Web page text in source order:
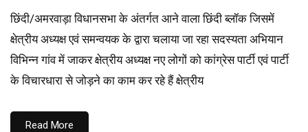
छिंदी/अमरवाड़ा विधानसभा के अंतर्गत आने वाला छिंदी ब्लॉक जिसमें
क्षेत्रीय अध्यक्ष एवं समन्वयक के द्वारा चलाया जा रहा सदस्यता अभियान
विभिन्न गांव में जाकर क्षेत्रीय अध्यक्ष नए लोगों को कांग्रेस पार्टी एवं पार्टी
के विचारधारा से जोड़ने का काम कर रहे हैं क्षेत्रीय
Read More